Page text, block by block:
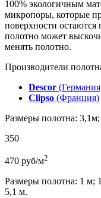
100% экологичным
микропоры, которые
поверхности
полотно может
менять полотно.
Производители
Descor
Clipso (Франция)
Размеры полотна:
350
470 руб/м2
Размеры полотна: 1 м;
5,1 м.